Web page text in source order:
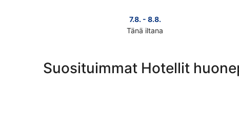
7.8. - 8.8.
Tänä iltana
Vaasa
hinnat
Suosituimmat Hotellit